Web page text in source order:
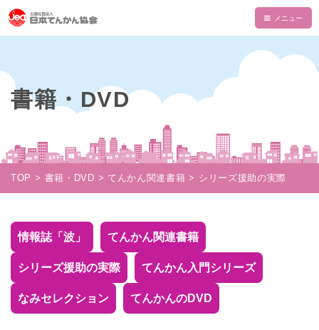
てんかんについて
てんかんとは
発作の介助と観察
てんかんと自動車運転
てんかん協会について
てんかん協会とは
支部一覧
組織・財政
公益事業
相談事業
情報誌・書籍・DVD
てんかん関連書籍
てんかんのDVD
注文フォーム
マイページ
てんかんアニメ教室
ムービー
支援のお願い
お役立ちテキスト
書籍注文リスト
書籍・DVD
TOP 書籍・DVD てんかん関連書籍 シリーズ援助の実際
情報誌「波」 てんかん関連書籍
シリーズ援助の実際 てんかん入門シリーズ
なみセレクション てんかんのDVD